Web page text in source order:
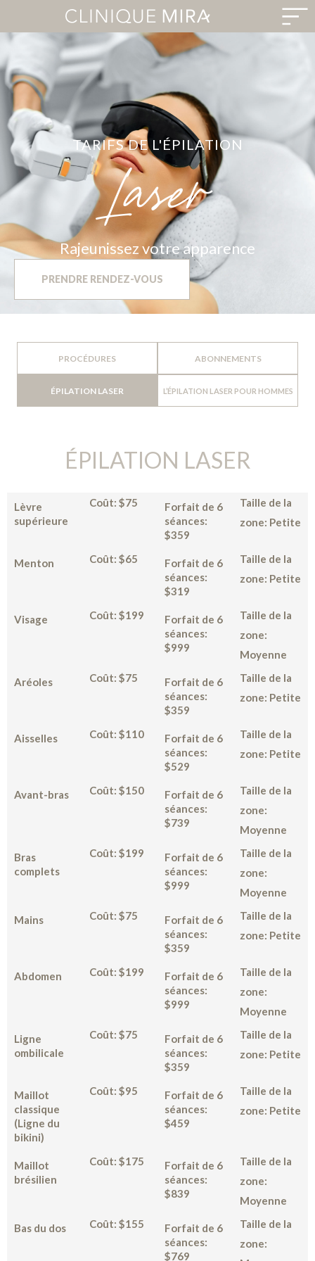
TARIFS DE L'ÉPILATION
Laser
Rajeunissez votre apparence
PRENDRE RENDEZ-VOUS
PROCÉDURES ABONNEMENTS
ÉPILATION LASER L’ÉPILATION LASER POUR HOMMES
ÉPILATION LASER
Lèvre
supérieure
Coût: $75
Forfait de 6
séances:
$359
Taille de la
zone: Petite
Menton Coût: $65
Forfait de 6
séances:
$319
Taille de la
zone: Petite
Visage Coût: $199
Forfait de 6
séances:
$999
Taille de la
zone:
Moyenne
Aréoles Coût: $75
Forfait de 6
séances:
$359
Taille de la
zone: Petite
Aisselles Coût: $110
Forfait de 6
séances:
$529
Taille de la
zone: Petite
Avant-bras Coût: $150
Forfait de 6
séances:
$739
Taille de la
zone:
Moyenne
Bras
complets
Coût: $199
Forfait de 6
séances:
$999
Taille de la
zone:
Moyenne
Mains Coût: $75
Forfait de 6
séances:
$359
Taille de la
zone: Petite
Abdomen Coût: $199
Forfait de 6
séances:
$999
Taille de la
zone:
Moyenne
Ligne
ombilicale
Coût: $75
Forfait de 6
séances:
$359
Taille de la
zone: Petite
Maillot
classique
(Ligne du
bikini)
Coût: $95
Forfait de 6
séances:
$459
Taille de la
zone: Petite
Maillot
brésilien
Coût: $175
Forfait de 6
séances:
$839
Taille de la
zone:
Moyenne
Bas du dos Coût: $155
Forfait de 6
séances:
$769
Taille de la
zone: